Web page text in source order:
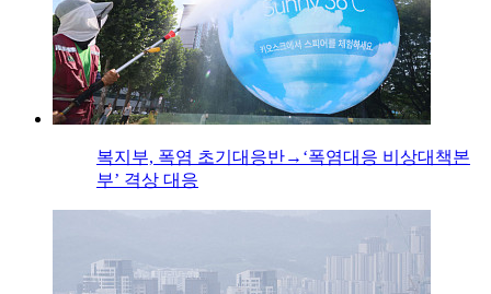
복지부, 폭염 초기대응반→‘폭염대응 비상대책본
부’ 격상 대응